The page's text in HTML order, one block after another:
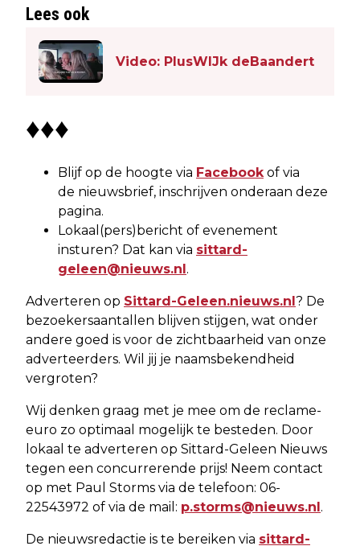
Lees ook
Video: PlusWIJk deBaandert
♦♦♦
Blijf op de hoogte via Facebookof via
de nieuwsbrief, inschrijven onderaan deze
pagina.
Lokaal(pers)bericht of evenement
insturen? Dat kan via sittard-
geleen@nieuws.nl.
Adverteren op Sittard-Geleen.nieuws.nl? De
bezoekersaantallen blijven stijgen, wat onder
andere goed is voor de zichtbaarheid van onze
adverteerders. Wil jij je naamsbekendheid
vergroten?
Wij denken graag met je mee om de reclame-
euro zo optimaal mogelijk te besteden. Door
lokaal te adverteren op Sittard-Geleen Nieuws
tegen een concurrerende prijs! Neem contact
op met Paul Storms via de telefoon: 06-
22543972 of via de mail: p.storms@nieuws.nl.
De nieuwsredactie is te bereiken via sittard-